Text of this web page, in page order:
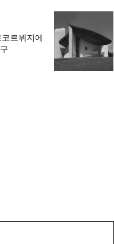
르뷔지에